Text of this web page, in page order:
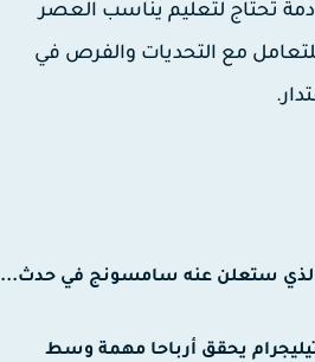
تحتاج لتعليم يناسب العصر
مع التحديات والفرص في
ستعلن عنه سامسونج في حدث...
يحقق أرباحا مهمة وسط